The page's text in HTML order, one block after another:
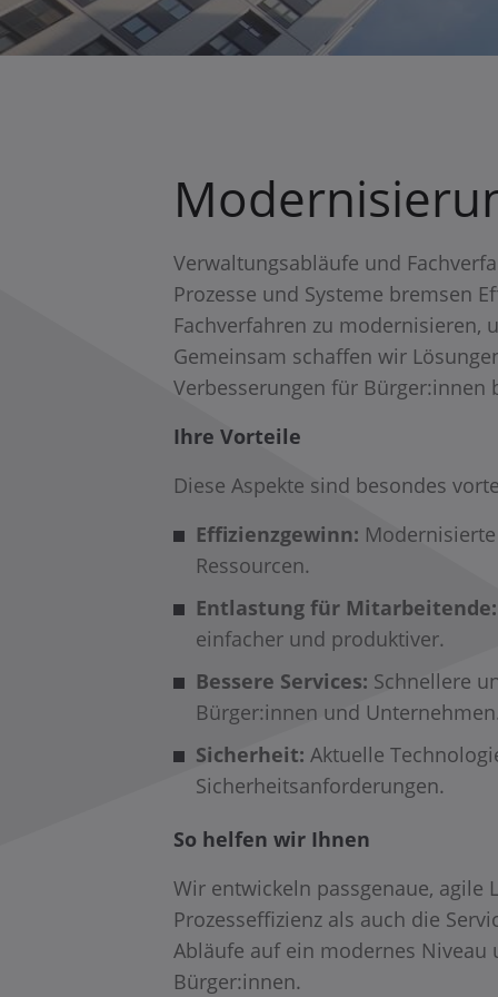
Verwaltungsabläufe und
Prozesse und Systeme bremsen
Fachverfahren zu
Gemeinsam schaffen wir
Verbesserungen für Bürger:innen
Ihre Vorteile
Diese Aspekte sind besondes
Effizienzgewinn:
Ressourcen.
Entlastung für Mitarbeitende:
einfacher und produktiver.
Bessere Services: Schnellere
Bürger:innen und
Sicherheit: Aktuelle
Sicherheitsanforderungen.
So helfen wir Ihnen
Wir entwickeln passgenaue, agile
Prozesseffizienz als auch die
Abläufe auf ein modernes
Bürger:innen.